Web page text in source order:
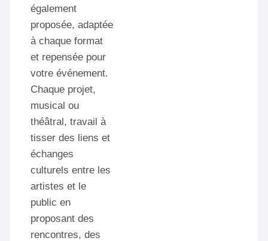
également
proposée, adaptée
à chaque format
et repensée pour
votre événement.
Chaque projet,
musical ou
théâtral, travail à
tisser des liens et
échanges
culturels entre les
artistes et le
public en
proposant des
rencontres, des